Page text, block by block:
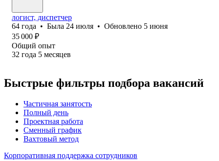
логист, диспетчер
64 года • Была 24 июля • Обновлено 5 июня
35 000 ₽
Общий опыт
32 года 5 месяцев
Быстрые фильтры подбора вакансий
Частичная занятость
Полный день
Проектная работа
Сменный график
Вахтовый метод
Корпоративная поддержка сотрудников